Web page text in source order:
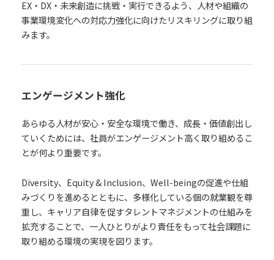
EX・DX・未来創造に挑戦・実行できるよう、人材や組織の
事業環境変化への対応力強化に向けたリスキリングに取り組
みます。
エンゲージメント強化
あらゆる人材が安心・安全な環境で働き、成長・価値創出し
ていくためには、社員がエンゲージメント高く取り組めるこ
とが何より重要です。
Diversity、Equity & Inclusion、Well-beingの促進や仕組
みづくりを進めるとともに、多様化している個の就業観を尊
重し、キャリア自律を促すタレントマネジメントの仕組みを
拡充することで、一人ひとりがより責任をもって社会課題に
取り組める環境の実現を図ります。